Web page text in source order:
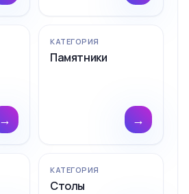
→
КАТЕГОРИЯ
Памятники
→
КАТЕГОРИЯ
Столы